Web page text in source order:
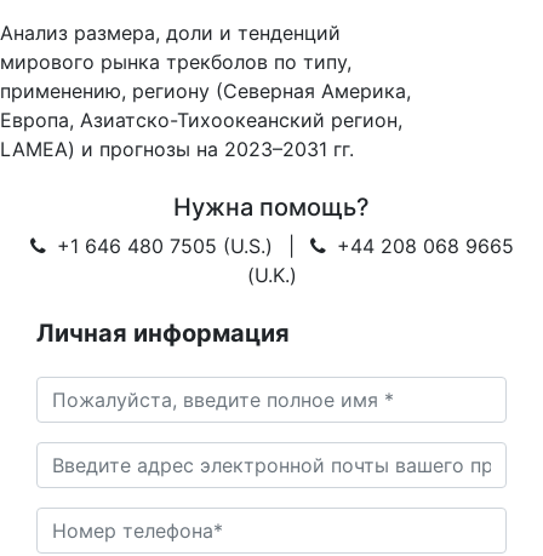
Анализ размера, доли и тенденций
мирового рынка трекболов по типу,
применению, региону (Северная Америка,
Европа, Азиатско-Тихоокеанский регион,
LAMEA) и прогнозы на 2023–2031 гг.
Нужна помощь?
+1 646 480 7505 (U.S.)
+44 208 068 9665
(U.K.)
Личная информация